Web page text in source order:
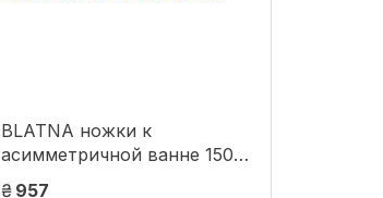
BLATNA ножки к
асимметричной ванне 150
см
₴ 957